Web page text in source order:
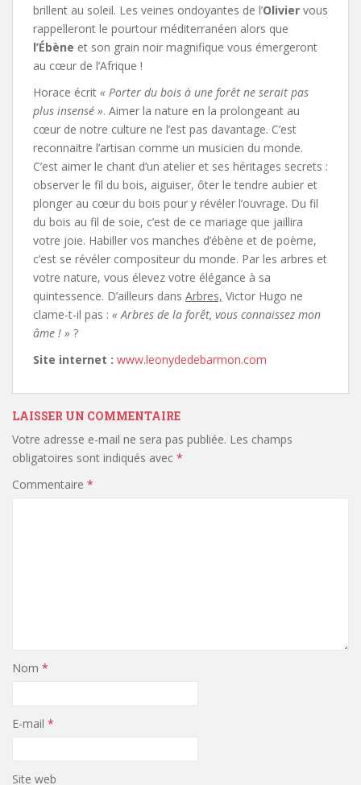
brillent au soleil. Les veines ondoyantes de l’Olivier vous
rappelleront le pourtour méditerranéen alors que
l’Ébène et son grain noir magnifique vous émergeront
au cœur de l’Afrique !
Horace écrit « Porter du bois à une forêt ne serait pas
plus insensé ». Aimer la nature en la prolongeant au
cœur de notre culture ne l’est pas davantage. C’est
reconnaitre l’artisan comme un musicien du monde.
C’est aimer le chant d’un atelier et ses héritages secrets :
observer le fil du bois, aiguiser, ôter le tendre aubier et
plonger au cœur du bois pour y révéler l’ouvrage. Du fil
du bois au fil de soie, c’est de ce mariage que jaillira
votre joie. Habiller vos manches d’ébène et de poème,
c’est se révéler compositeur du monde. Par les arbres et
votre nature, vous élevez votre élégance à sa
quintessence. D’ailleurs dans Arbres, Victor Hugo ne
clame-t-il pas : « Arbres de la forêt, vous connaissez mon
âme ! » ?
Site internet : www.leonydedebarmon.com
LAISSER UN COMMENTAIRE
Votre adresse e-mail ne sera pas publiée. Les champs
obligatoires sont indiqués avec *
Commentaire *
Nom *
E-mail *
Site web